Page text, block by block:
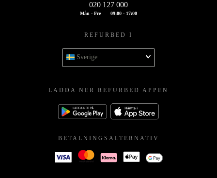
020 127 000
Mån - Fre 09:00 - 17:00
REFURBED I
Sverige
LADDA NER REFURBED APPEN
BETALNINGSALTERNATIV